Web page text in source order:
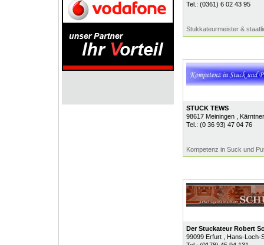
Tel.: (0361) 6 02 43 95
Stukkateurmeister &
STUCK TEWS
98617 Meiningen
,
Tel.: (0 36 93) 47 04 76
Kompetenz in Suck und
Der Stuckateur Robert
99099 Erfurt
, Hans-Loch-